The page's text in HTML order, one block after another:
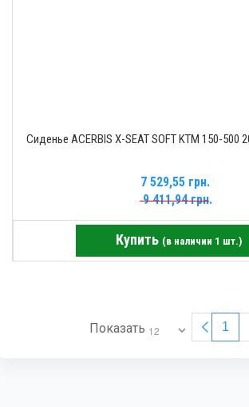
Сиденье ACERBIS X-SEAT SOFT KTM 150-
7 529,55 грн.
9 411,94 грн.
Купить (в наличии 1 шт.)
Показать 1